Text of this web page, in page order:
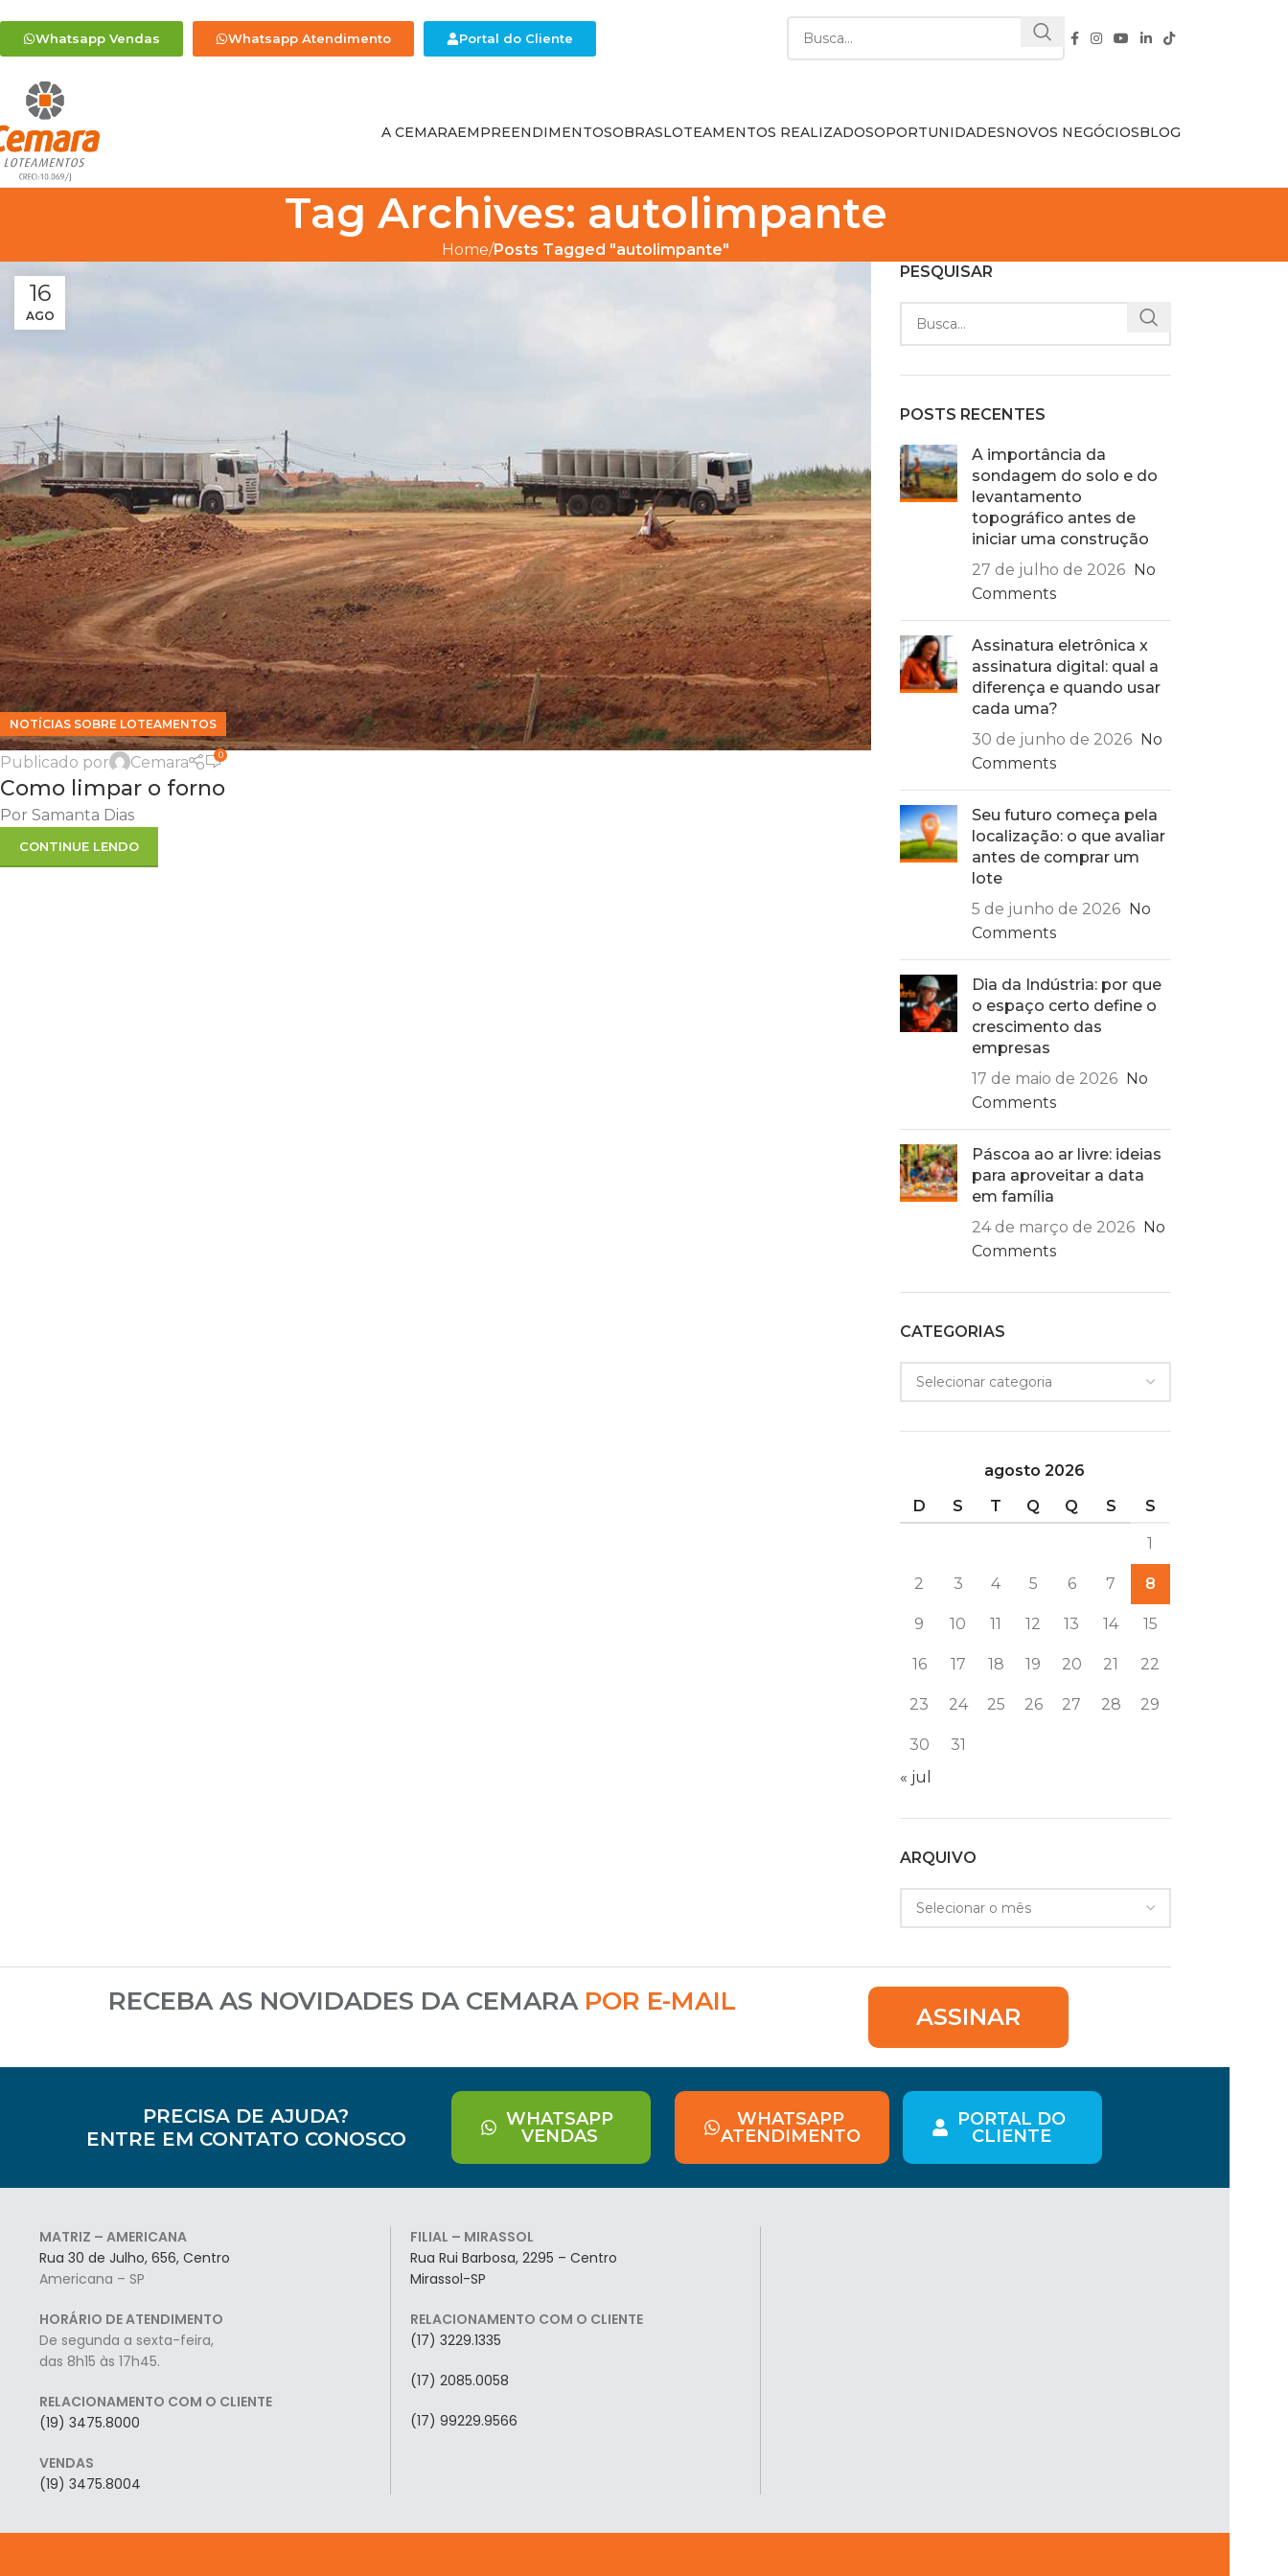
Whatsapp Vendas Whatsapp Atendimento Portal do Cliente
A CEMARAEMPREENDIMENTOSOBRASLOTEAMENTOS REALIZADOSOPORTUNIDADESNOVOS NEGÓCIOSBLOG
Tag Archives: autolimpante
Home Posts Tagged "autolimpante"
16
AGO
NOTÍCIAS SOBRE LOTEAMENTOS
Publicado por Cemara 0
Como limpar o forno
Por Samanta Dias
CONTINUE LENDO
PESQUISAR
POSTS RECENTES
A importância da
sondagem do solo e do
levantamento
topográfico antes de
iniciar uma construção
27 de julho de 2026 No
Comments
Assinatura eletrônica x
assinatura digital: qual a
diferença e quando usar
cada uma?
30 de junho de 2026 No
Comments
Seu futuro começa pela
localização: o que avaliar
antes de comprar um
lote
5 de junho de 2026 No
Comments
Dia da Indústria: por que
o espaço certo define o
crescimento das
empresas
17 de maio de 2026 No
Comments
Páscoa ao ar livre: ideias
para aproveitar a data
em família
24 de março de 2026 No
Comments
CATEGORIAS
agosto 2026
D
S T Q Q S S
1
2 3 4 5 6 7 8
9 10 11 12 13 14 15
16 17 18 19 20 21 22
23 24 25 26 27 28 29
30
31
« jul
ARQUIVO
RECEBA AS NOVIDADES DA CEMARA POR E-MAIL
ASSINAR
PRECISA DE AJUDA?
ENTRE EM CONTATO CONOSCO
WHATSAPP
VENDAS
WHATSAPP
ATENDIMENTO
PORTAL DO
CLIENTE
MATRIZ – AMERICANA
Rua 30 de Julho, 656, Centro
Americana – SP
HORÁRIO DE ATENDIMENTO
De segunda a sexta-feira,
das 8h15 às 17h45.
RELACIONAMENTO COM O CLIENTE
(19) 3475.8000
VENDAS
(19) 3475.8004
FILIAL – MIRASSOL
Rua Rui Barbosa, 2295 – Centro
Mirassol-SP
RELACIONAMENTO COM O CLIENTE
(17) 3229.1335
(17) 2085.0058
(17) 99229.9566